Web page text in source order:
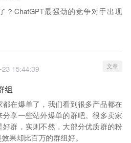
？ChatGPT最强劲的竞争对手出现
15:44:39 文章
组
在爆单了，我们看到很多产品都在
享一些站外爆单的群吧。很多卖家
群，实则不然，大部分优质群的粉
果却比百万的群组好。